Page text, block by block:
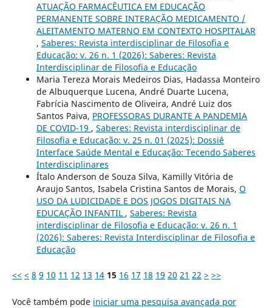
ATUAÇÃO FARMACÊUTICA EM EDUCAÇÃO
PERMANENTE SOBRE INTERAÇÃO MEDICAMENTO /
ALEITAMENTO MATERNO EM CONTEXTO HOSPITALAR
, Saberes: Revista interdisciplinar de Filosofia e
Educação: v. 26 n. 1 (2026): Saberes: Revista
Interdisciplinar de Filosofia e Educação
Maria Tereza Morais Medeiros Dias, Hadassa Monteiro
de Albuquerque Lucena, André Duarte Lucena,
Fabrícia Nascimento de Oliveira, André Luiz dos
Santos Paiva, PROFESSORAS DURANTE A PANDEMIA
DE COVID-19 , Saberes: Revista interdisciplinar de
Filosofia e Educação: v. 25 n. 01 (2025): Dossiê
Interface Saúde Mental e Educação: Tecendo Saberes
Interdisciplinares
Ítalo Anderson de Souza Silva, Kamilly Vitória de
Araujo Santos, Isabela Cristina Santos de Morais, O
USO DA LUDICIDADE E DOS JOGOS DIGITAIS NA
EDUCAÇÃO INFANTIL , Saberes: Revista
interdisciplinar de Filosofia e Educação: v. 26 n. 1
(2026): Saberes: Revista Interdisciplinar de Filosofia e
Educação
<< < 8 9 10 11 12 13 14 15 16 17 18 19 20 21 22 > >>
Você também pode iniciar uma pesquisa avançada por